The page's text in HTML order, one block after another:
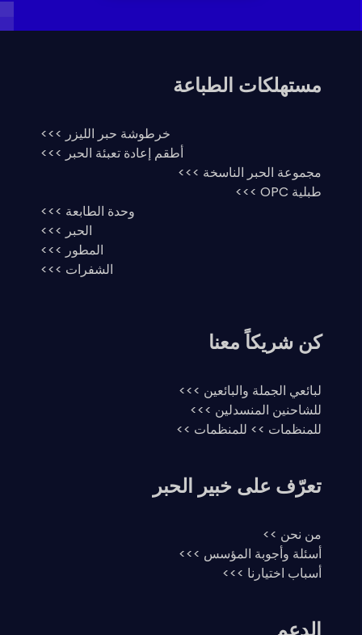
مستهلكات الطباعة
خرطوشة حبر الليزر >>>
أطقم إعادة تعبئة الحبر >>>
مجموعة الحبر الناسخة >>>
طبلية OPC >>>
وحدة الطابعة >>>
الحبر >>>
المطور >>>
الشفرات >>>
كن شريكاً معنا
لبائعي الجملة والبائعين >>>
للشاحنين المنسدلين >>>
للمنظمات >> للمنظمات >>
تعرّف على خبير الحبر
من نحن >>
أسئلة وأجوبة المؤسس >>>
أسباب اختيارنا >>>
الدعم